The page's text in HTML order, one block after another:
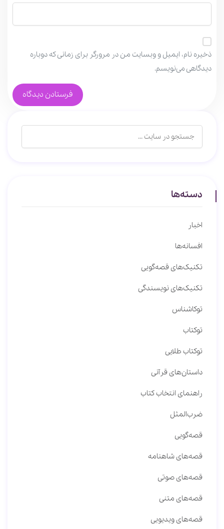
ذخیره نام، ایمیل و وبسایت من در مرورگر برای زمانی که دوباره
دیدگاهی می‌نویسم.
دسته‌ها
اخبار
افسانه‌ها
تکنیک‌های قصه‌گویی
تکنیک‌های نویسندگی
توکاشناس
توکتاب
توکتاب طلایی
داستان‌های قرآنی
راهنمای انتخاب کتاب
ضرب‌المثل
قصه‌گویی
قصه‌های شاهنامه
قصه‌های صوتی
قصه‌های متنی
قصه‌های ویدیویی